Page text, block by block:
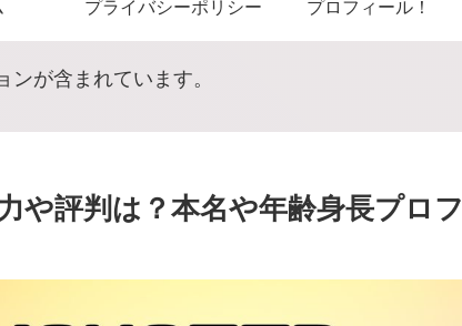
プライバシーポリシー プロフィール！
が含まれています。
や評判は？本名や年齢身長プロ